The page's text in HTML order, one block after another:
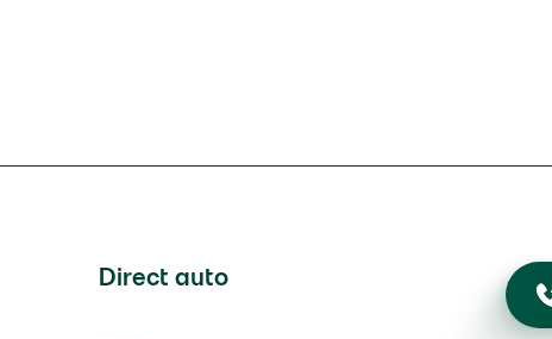
Direct auto